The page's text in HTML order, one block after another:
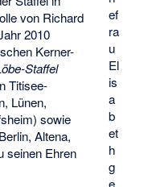
ef
ra
u
El
is
a
b
et
h
g
von Richard
2010
Kerner-
Staffel
Titisee-
Lünen,
sowie
Altena,
seinen Ehren